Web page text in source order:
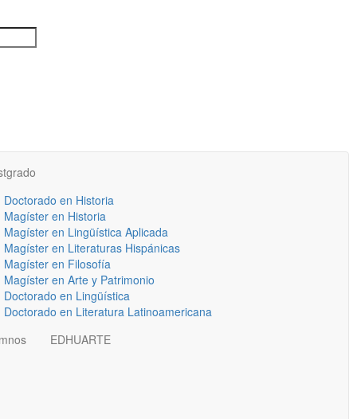
Doctorado en Historia
Magíster en Historia
Magíster en Lingüística Aplicada
Magíster en Literaturas Hispánicas
Magíster en Filosofía
Magíster en Arte y Patrimonio
Doctorado en Lingüística
Doctorado en Literatura Latinoamericana
EDHUARTE